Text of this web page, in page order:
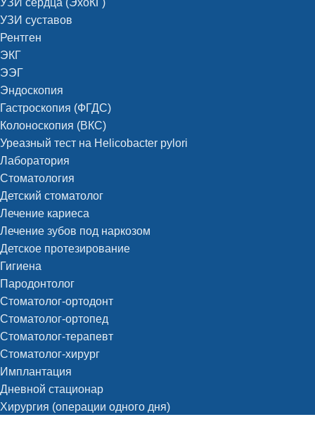
УЗИ сердца (ЭхоКГ)
УЗИ суставов
Рентген
ЭКГ
ЭЭГ
Эндоскопия
Гастроскопия (ФГДС)
Колоноскопия (ВКС)
Уреазный тест на Helicobacter pylori
Лаборатория
Стоматология
Детский стоматолог
Лечение кариеса
Лечение зубов под наркозом
Детское протезирование
Гигиена
Пародонтолог
Стоматолог-ортодонт
Стоматолог-ортопед
Стоматолог-терапевт
Стоматолог-хирург
Имплантация
Дневной стационар
Хирургия (операции одного дня)